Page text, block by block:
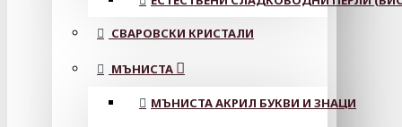
СВАРОВСКИ КРИСТАЛИ
МЪНИСТА
МЪНИСТА АКРИЛ БУКВИ И ЗНАЦИ